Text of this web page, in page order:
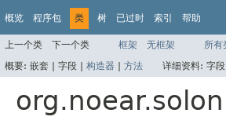
概览 程序包 类 树 已过时 索引 帮助
上一个类 下一个类 框架 无框架
所有
概要: 嵌套 | 字段 | 构造器 | 方法 详细资料: 字